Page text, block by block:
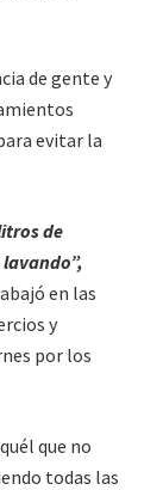
de gente y
evitar la
de
en las
y
por los
que no
todas las